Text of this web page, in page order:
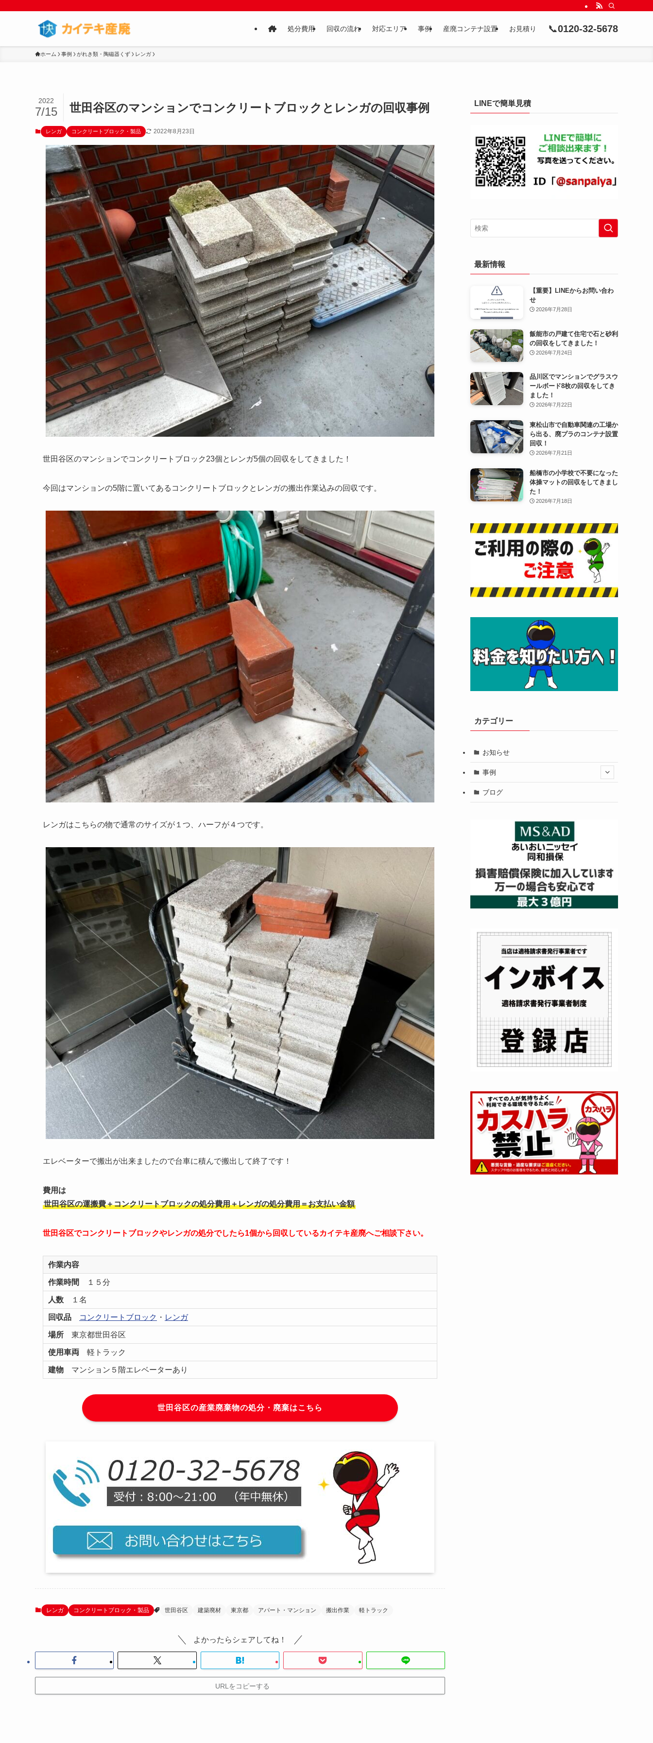
処分費用 回収の流れ 対応エリア 事例 産廃コンテナ設置 お見積り 📞0120-32-5678
ホーム 事例 がれき類・陶磁器くず レンガ
世田谷区のマンションでコンクリートブロックとレンガの回収事例
2022
7/15
レンガ コンクリートブロック・製品 2022年8月23日
世田谷区のマンションでコンクリートブロック23個とレンガ5個の回収をしてきました！
今回はマンションの5階に置いてあるコンクリートブロックとレンガの搬出作業込みの回収です。
レンガはこちらの物で通常のサイズが１つ、ハーフが４つです。
エレベーターで搬出が出来ましたので台車に積んで搬出して終了です！
費用は
世田谷区の運搬費＋コンクリートブロックの処分費用＋レンガの処分費用＝お支払い金額
世田谷区でコンクリートブロックやレンガの処分でしたら1個から回収しているカイテキ産廃へご相談下さい。
作業内容
作業時間 １５分
人数 １名
回収品 コンクリートブロック ・ レンガ
場所 東京都世田谷区
使用車両 軽トラック
建物 マンション５階エレベーターあり
世田谷区の産業廃棄物の処分・廃棄はこちら
レンガ コンクリートブロック・製品 世田谷区 建築廃材 東京都 アパート・マンション 搬出作業 軽トラック
よかったらシェアしてね！
URLをコピーする
LINEで簡単見積
最新情報
【重要】LINEからお問い合わ
せ
2026年7月28日
飯能市の戸建て住宅で石と砂利
の回収をしてきました！
2026年7月24日
品川区でマンションでグラスウ
ールボード8枚の回収をしてき
ました！
2026年7月22日
東松山市で自動車関連の工場か
ら出る、廃プラのコンテナ設置
回収！
2026年7月21日
船橋市の小学校で不要になった
体操マットの回収をしてきまし
た！
2026年7月18日
カテゴリー
お知らせ
事例
ブログ